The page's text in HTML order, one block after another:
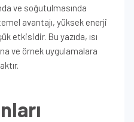
ve soğutulmasında
avantajı, yüksek enerji
etkisidir. Bu yazıda, ısı
ve örnek uygulamalara